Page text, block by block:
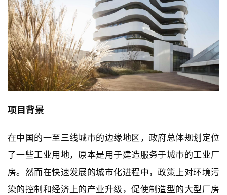
项目背景
在中国的一至三线城市的边缘地区，政府总体规划定位
了一些工业用地，原本是用于建造服务于城市的工业厂
房。然而在快速发展的城市化进程中，政策上对环境污
染的控制和经济上的产业升级，促使制造型的大型厂房